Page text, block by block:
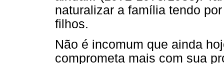
naturalizar a família tendo
filhos.
Não é incomum que ainda
comprometa mais com sua